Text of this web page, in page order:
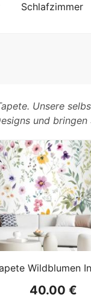
Schlafzimmer
Unsere
und bringen
40.00 €